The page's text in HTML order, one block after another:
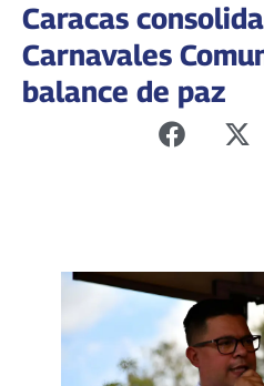
Caracas
Carnavales
balance de paz